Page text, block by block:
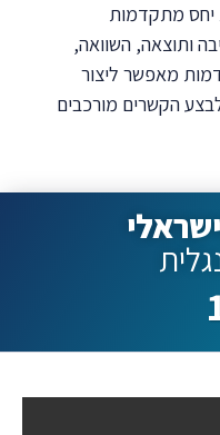
יחס מתקדמות
ותוצאה, השוואה,
מאפשר ליצור
הקשרים מורכבים